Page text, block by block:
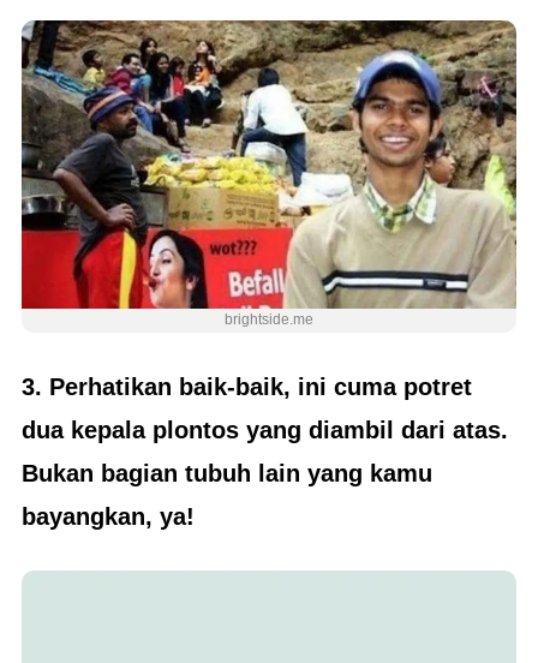
brightside.me
3. Perhatikan baik-baik, ini cuma potret
dua kepala plontos yang diambil dari atas.
Bukan bagian tubuh lain yang kamu
bayangkan, ya!